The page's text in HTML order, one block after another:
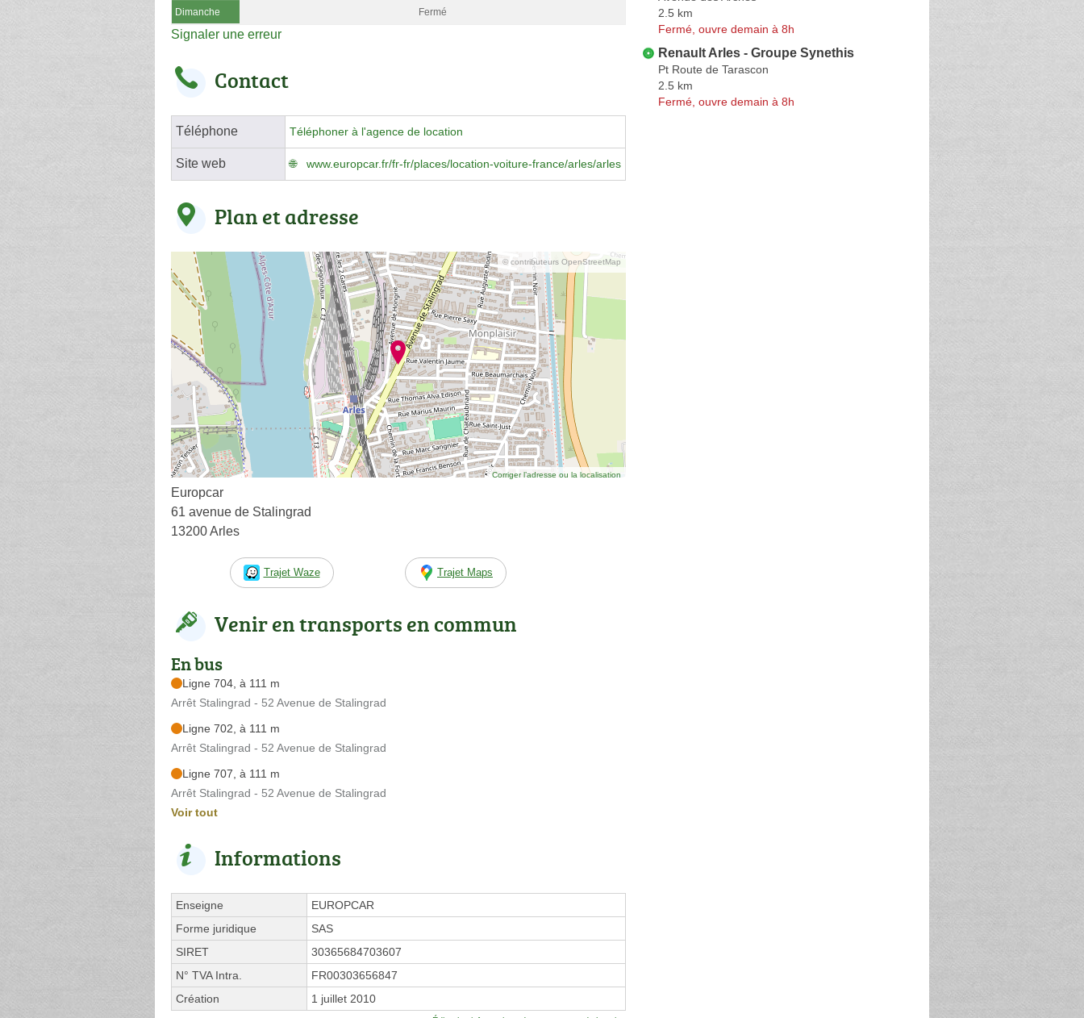
Dimanche Fermé
Signaler une erreur
Contact
Téléphone Téléphoner à l'agence de location
Site web www.europcar.fr/fr-fr/places/location-voiture-france/arles/arles
Plan et adresse
© contributeurs OpenStreetMap
Corriger l’adresse ou la localisation
Europcar
61 avenue de Stalingrad
13200 Arles
Trajet Waze Trajet Maps
Venir en transports en commun
En bus
Ligne 704, à 111 m
Arrêt Stalingrad - 52 Avenue de Stalingrad
Ligne 702, à 111 m
Arrêt Stalingrad - 52 Avenue de Stalingrad
Ligne 707, à 111 m
Arrêt Stalingrad - 52 Avenue de Stalingrad
Voir tout
Informations
Enseigne
EUROPCAR
Forme juridique
SAS
SIRET
30365684703607
N° TVA Intra.
FR00303656847
Création
1 juillet 2010
2.5 km
Fermé, ouvre demain à 8h
Renault Arles - Groupe Synethis
Pt Route de Tarascon
2.5 km
Fermé, ouvre demain à 8h